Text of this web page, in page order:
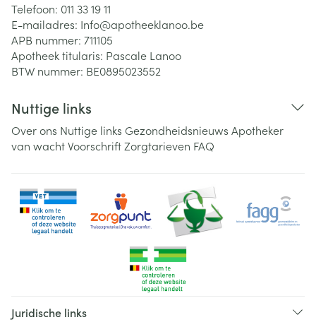
Telefoon: 011 33 19 11
E-mailadres: Info@apotheeklanoo.be
APB nummer: 711105
Apotheek titularis: Pascale Lanoo
BTW nummer: BE0895023552
Nuttige links
Over ons Nuttige links Gezondheidsnieuws Apotheker
van wachtVoorschriftZorgtarieven FAQ
Juridische links